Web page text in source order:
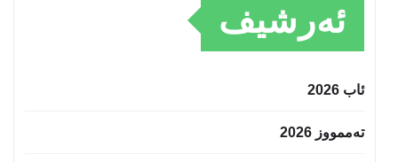
ئەرشیف
ئاب 2026
تەممووز 2026